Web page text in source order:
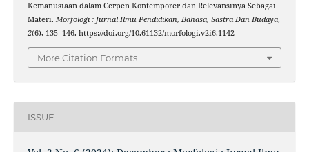
Kemanusiaan dalam Cerpen Kontemporer dan Relevansinya Sebagai
Materi. Morfologi : Jurnal Ilmu Pendidikan, Bahasa, Sastra Dan Budaya,
2(6), 135–146. https://doi.org/10.61132/morfologi.v2i6.1142
More Citation Formats
ISSUE